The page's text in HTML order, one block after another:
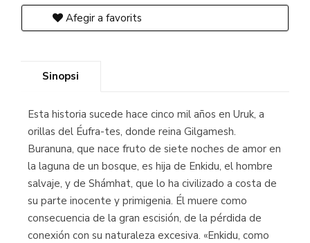
Afegir a favorits
Sinopsi
Esta historia sucede hace cinco mil años en Uruk, a
orillas del Éufra-tes, donde reina Gilgamesh.
Buranuna, que nace fruto de siete noches de amor en
la laguna de un bosque, es hija de Enkidu, el hombre
salvaje, y de Shámhat, que lo ha civilizado a costa de
su parte inocente y primigenia. Él muere como
consecuencia de la gran escisión, de la pérdida de
conexión con su naturaleza excesiva. «Enkidu, como